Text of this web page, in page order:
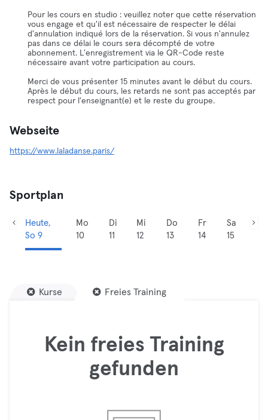
Pour les cours en studio : veuillez noter que cette réservation
vous engage et qu'il est nécessaire de respecter le délai
d'annulation indiqué lors de la réservation. Si vous n'annulez
pas dans ce délai le cours sera décompté de votre
abonnement. L'enregistrement via le QR-Code reste
nécessaire avant votre participation au cours.
Merci de vous présenter 15 minutes avant le début du cours.
Après le début du cours, les retards ne sont pas acceptés par
respect pour l'enseignant(e) et le reste du groupe.
Webseite
https://www.laladanse.paris/
Sportplan
Heute,
So 9
Mo
10
Di
11
Mi
12
Do
13
Fr
14
Sa
15
Kurse Freies Training
Kein freies Training
gefunden